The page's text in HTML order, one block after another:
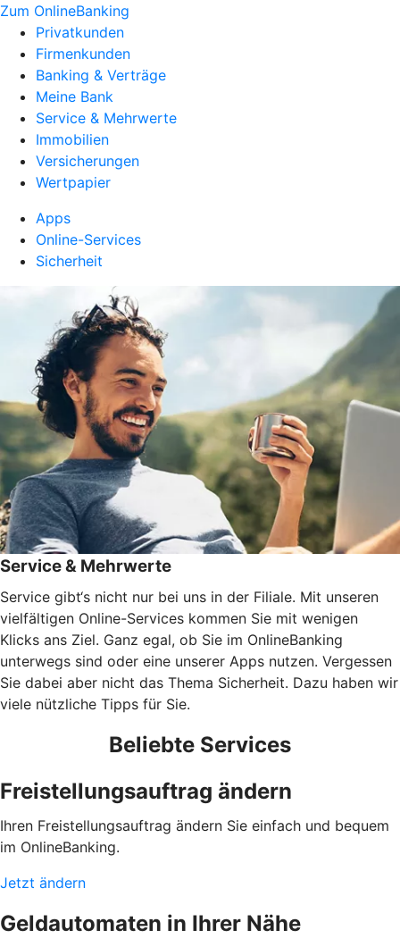
Zum OnlineBanking
Privatkunden
Firmenkunden
Banking & Verträge
Meine Bank
Service & Mehrwerte
Immobilien
Versicherungen
Wertpapier
Apps
Online-Services
Sicherheit
Service & Mehrwerte
Service gibt‘s nicht nur bei uns in der Filiale. Mit unseren
vielfältigen Online-Services kommen Sie mit wenigen
Klicks ans Ziel. Ganz egal, ob Sie im OnlineBanking
unterwegs sind oder eine unserer Apps nutzen. Vergessen
Sie dabei aber nicht das Thema Sicherheit. Dazu haben wir
viele nützliche Tipps für Sie.
Beliebte Services
Freistellungsauftrag ändern
Ihren Freistellungsauftrag ändern Sie einfach und bequem
im OnlineBanking.
Jetzt ändern
Geldautomaten in Ihrer Nähe